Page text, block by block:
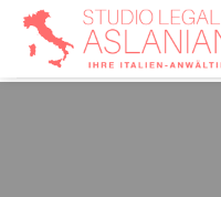
Zum
Inhalt
springen